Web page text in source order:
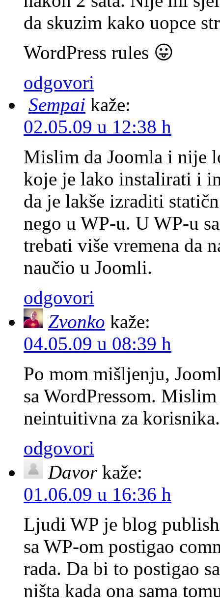
da skuzim kako uopce
WordPress rules 😛
odgovori
Sempai kaže:
02.05.09 u 12:38 h
Mislim da Joomla i nije
koje je lako instalirati i
da je lakše izraditi
nego u WP-u. U WP-u
trebati više vremena da
naučio u Joomli.
odgovori
Zvonko kaže:
04.05.09 u 08:39 h
Po mom mišljenju,
sa WordPressom.
neintuitivna za korisnika.
odgovori
Davor kaže:
01.06.09 u 16:36 h
Ljudi WP je blog
sa WP-om postigao
rada. Da bi to postigao
ništa kada ona sama